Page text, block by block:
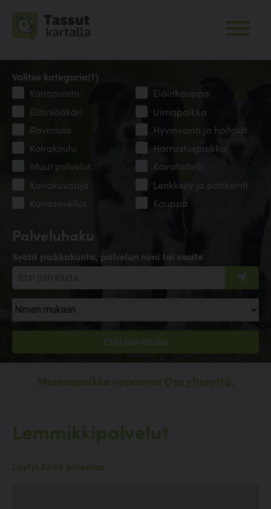
Palveluhaku
Syötä paikkakunta, palvelun nimi tai osoite
Valitse kategoria(t)
Koirapuisto
Eläinkauppa
Eläinlääkäri
Uimapaikka
Ravintola
Hyvinvointi ja hoitolat
Koirakoulu
Harrastuspaikka
Muut palvelut
Koirahotelli
Koirakuvaaja
Lenkkeily ja patikointi
Koirasovellus
Kauppa
Mainospaikka vapaana! Ota yhteyttä.
Lemmikkipalvelut
Löytyi 2494 palvelua